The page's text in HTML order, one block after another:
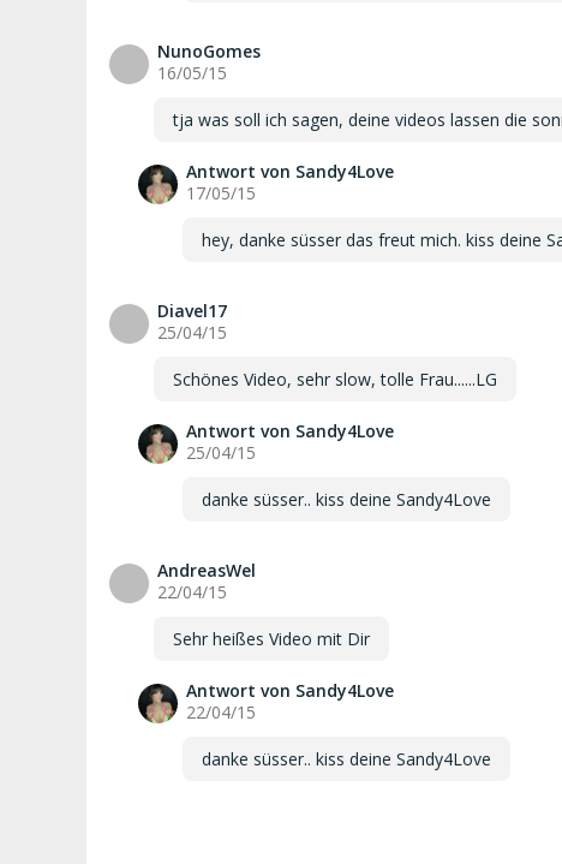
NunoGomes
16/05/15
tja was soll ich sagen, deine videos lassen die
Antwort von Sandy4Love
17/05/15
hey, danke süsser das freut mich. kiss deine
Diavel17
25/04/15
Schönes Video, sehr slow, tolle Frau......LG
Antwort von Sandy4Love
25/04/15
danke süsser.. kiss deine Sandy4Love
AndreasWel
22/04/15
Sehr heißes Video mit Dir
Antwort von Sandy4Love
22/04/15
danke süsser.. kiss deine Sandy4Love